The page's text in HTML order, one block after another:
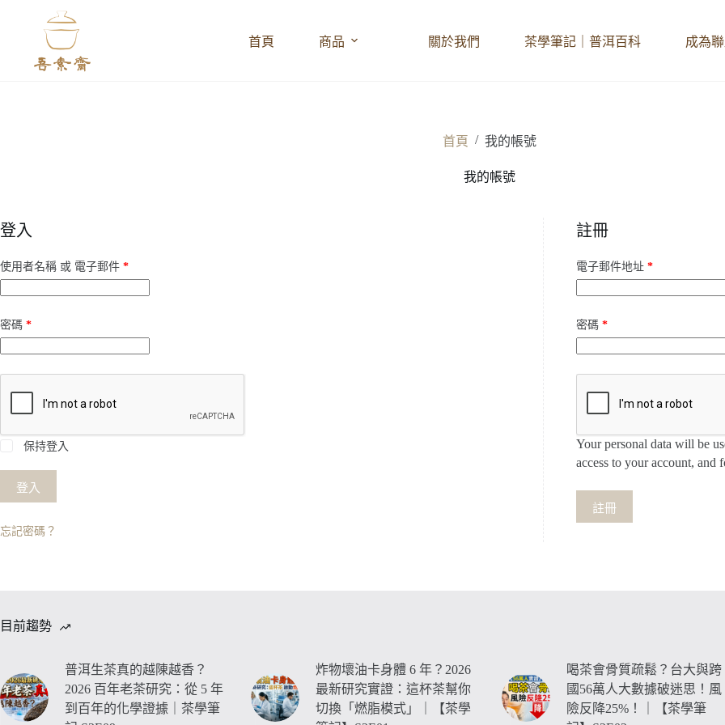
首頁 商品 關於我們 茶學筆記｜普洱百科 成為
首頁 / 我的帳號
我的帳號
登入
使用者名稱 或 電子郵件 *必
填
密碼 *必
填
保持登入
登入
忘記密碼？
註冊
電子郵件地址 *必
填
密碼 *必
填
Your personal data will be
access to your account, and
註冊
目前趨勢
普洱生茶真的越陳越香？
2026 百年老茶研究：從 5 年
到百年的化學證據｜茶學筆
炸物壞油卡身體 6 年？2026
最新研究實證：這杯茶幫你
切換「燃脂模式」｜【茶學
喝茶會骨質疏鬆？台大與跨
國56萬人大數據破迷思！風
險反降25%！｜【茶學筆